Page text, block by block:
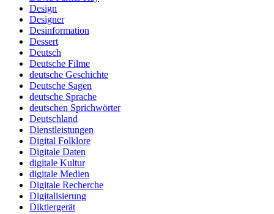
Design
Designer
Desinformation
Dessert
Deutsch
Deutsche Filme
deutsche Geschichte
Deutsche Sagen
deutsche Sprache
deutschen Sprichwörter
Deutschland
Dienstleistungen
Digital Folklore
Digitale Daten
digitale Kultur
digitale Medien
Digitale Recherche
Digitalisierung
Diktiergerät